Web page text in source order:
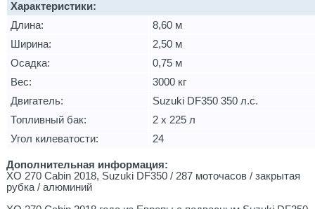
Характеристики:
Длина:
8,60 м
Ширина:
2,50 м
Осадка:
0,75 м
Вес:
3000 кг
Двигатель:
Suzuki DF350 350 л.с.
Топливный бак:
2 x 225 л
Угол килеватости:
24
Дополнительная информация:
XO 270 Cabin 2018, Suzuki DF350 / 287 моточасов / закрытая
рубка / алюминий